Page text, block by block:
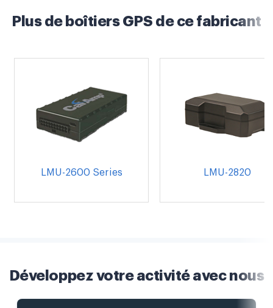
Plus de boîtiers GPS de ce fabricant
LMU-2600 Series LMU-2820
Développez votre activité avec nous